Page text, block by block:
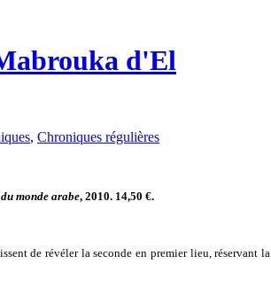
d'El
, Chroniques régulières
monde arabe, 2010. 14,50 €.
de révéler la seconde en premier lieu, réservant la